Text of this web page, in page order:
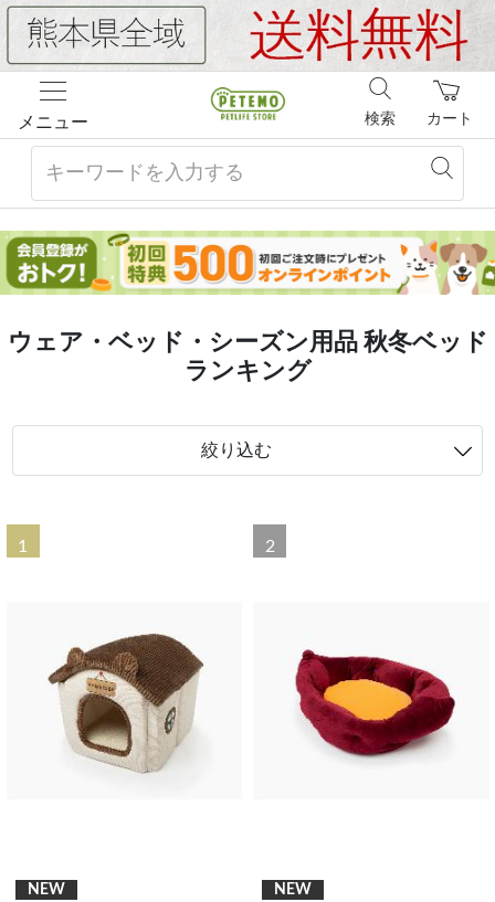
メニュー カート
検索
ウェア・ベッド・シーズン用品 秋冬ベッド
ランキング
絞り込む
1
NEW
2
NEW